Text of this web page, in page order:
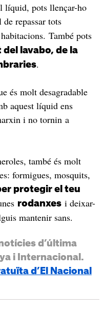
líquid, pots llençar-ho
repassar tots
També pots
del lavabo, de la
.
és molt desagradable
aquest líquid ens
i no tornin a
també és molt
formigues, mosquits,
protegir el teu
rodanxesi deixar-
mantenir sans.
d’última
i Internacional.
d’El Nacional